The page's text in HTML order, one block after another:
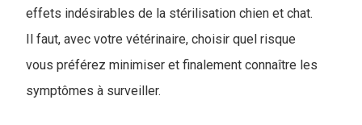
effets indésirables de la stérilisation chien et chat.
Il faut, avec votre vétérinaire, choisir quel risque
vous préférez minimiser et finalement connaître les
symptômes à surveiller.